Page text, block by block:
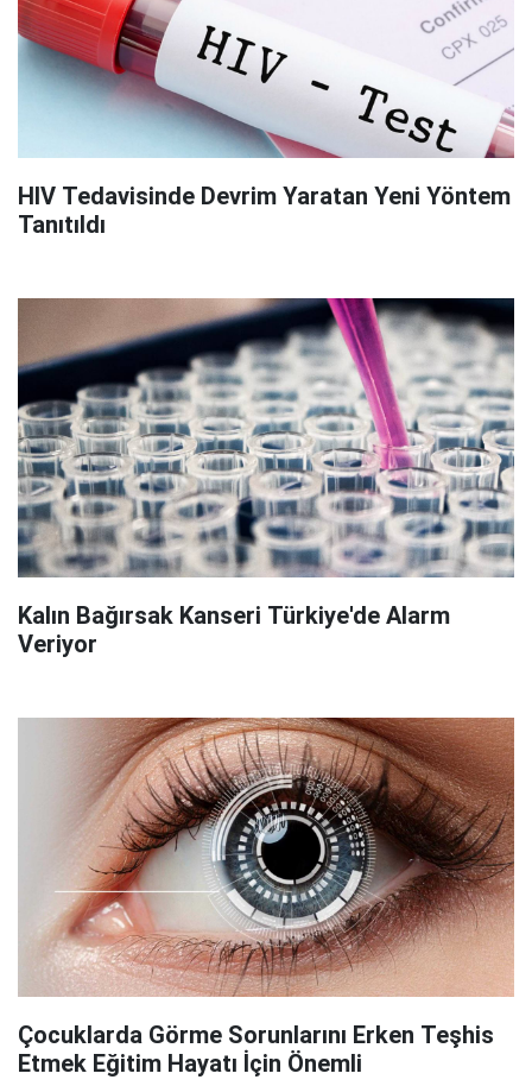
HIV Tedavisinde Devrim Yaratan Yeni Yöntem
Tanıtıldı
Kalın Bağırsak Kanseri Türkiye'de Alarm
Veriyor
Çocuklarda Görme Sorunlarını Erken Teşhis
Etmek Eğitim Hayatı İçin Önemli